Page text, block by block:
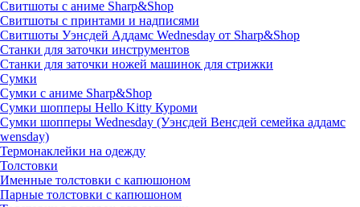
Свитшоты с аниме Sharp&Shop
Свитшоты с принтами и надписями
Свитшоты Уэнсдей Аддамс Wednesday от Sharp&Shop
Станки для заточки инструментов
Станки для заточки ножей машинок для стрижки
Сумки
Сумки с аниме Sharp&Shop
Сумки шопперы Hello Kitty Куроми
Сумки шопперы Wednesday (Уэнсдей Венсдей семейка аддамс
wensday)
Термонаклейки на одежду
Толстовки
Именные толстовки с капюшоном
Парные толстовки с капюшоном